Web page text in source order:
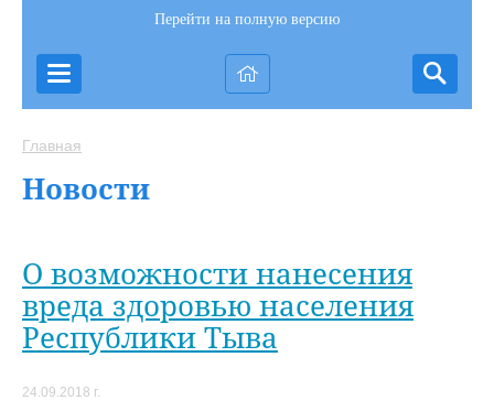
Перейти на полную версию
Главная
Новости
О возможности нанесения
вреда здоровью населения
Республики Тыва
24.09.2018 г.